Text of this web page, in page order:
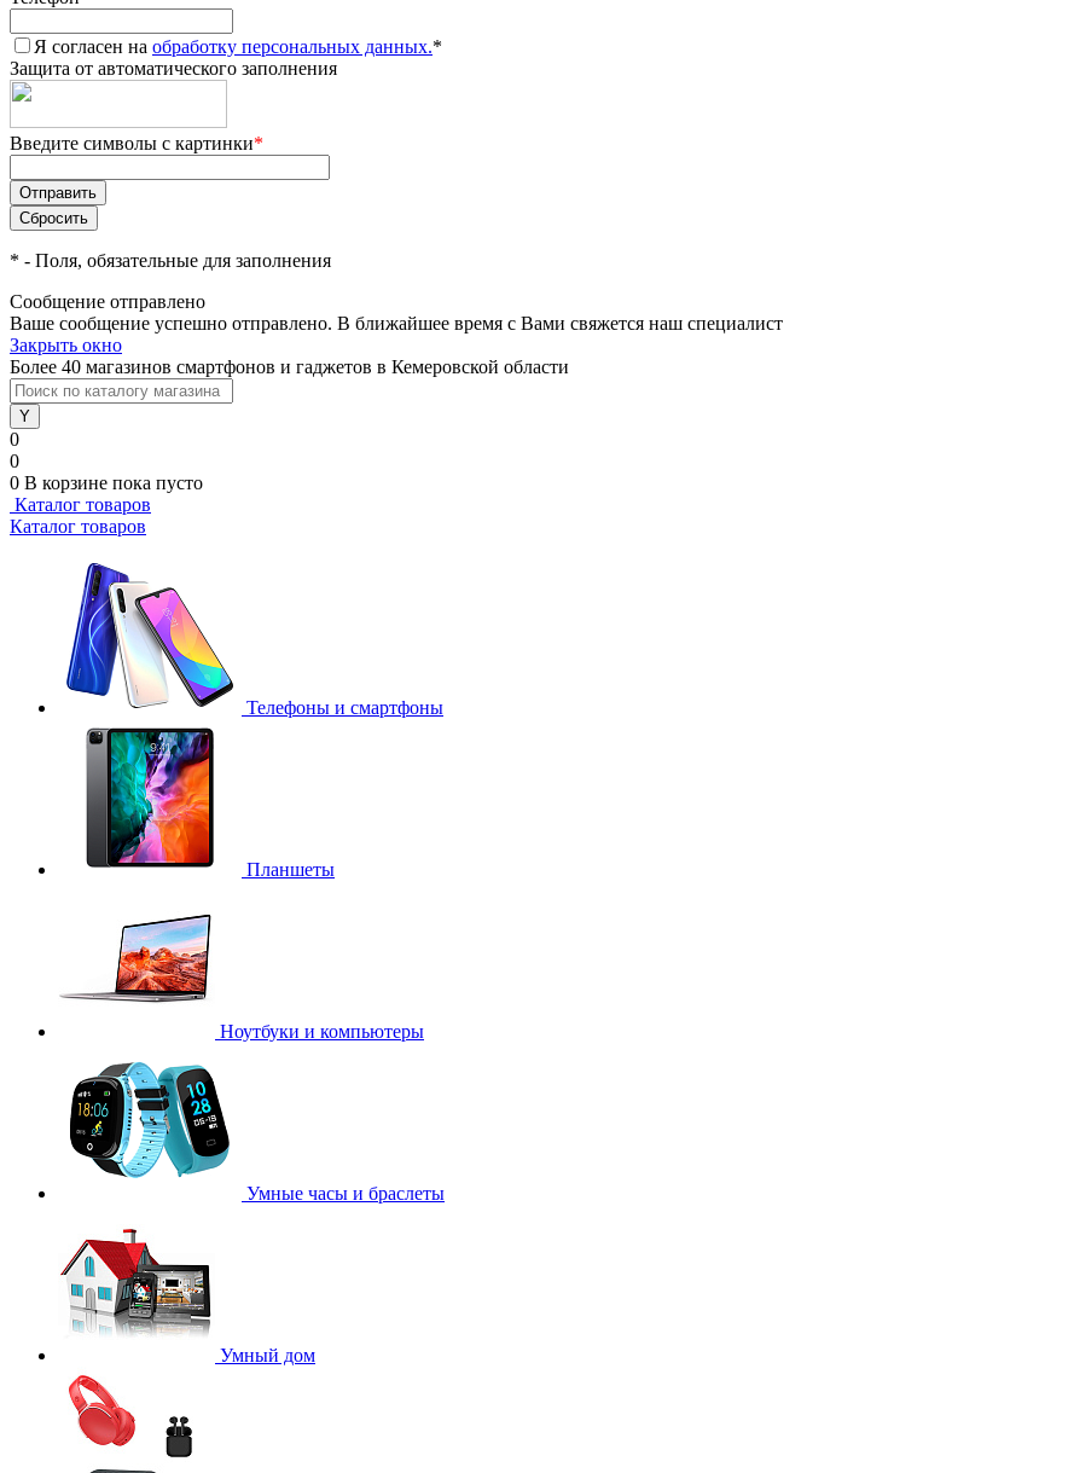
Я согласен на обработку персональных данных.*
Защита от автоматического заполнения
Введите символы с картинки*
* - Поля, обязательные для заполнения
Сообщение отправлено
Ваше сообщение успешно отправлено. В ближайшее время с Вами свяжется наш специалист
Закрыть окно
Более 40 магазинов смартфонов и гаджетов в Кемеровской области
0
0
0 В корзине пока пусто
Каталог товаров
Каталог товаров
Телефоны и смартфоны
Планшеты
Ноутбуки и компьютеры
Умные часы и браслеты
Умный дом